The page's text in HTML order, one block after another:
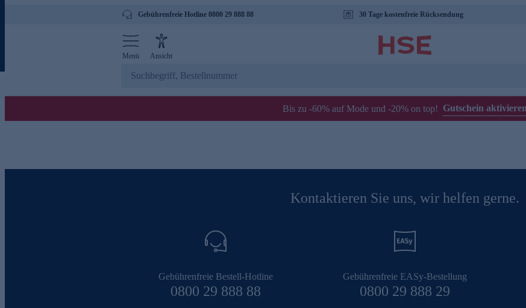
Gebührenfreie Hotline 0800 29 888 88 30 Tage kostenfreie Rücksendung
Menü Ansicht
Bis zu -60% auf Mode und -20% on top! Gutschein aktivieren
Kontaktieren Sie uns, wir helfen gerne.
Gebührenfreie Bestell-Hotline
0800 29 888 88
Gebührenfreie EASy-Bestellung
0800 29 888 29